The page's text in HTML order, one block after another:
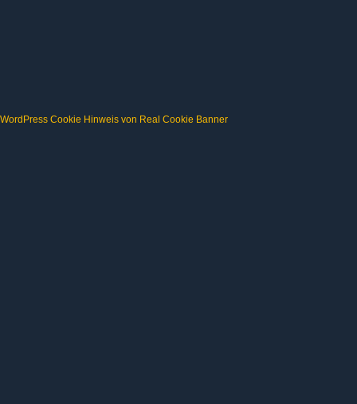
WordPress Cookie Hinweis von Real Cookie Banner